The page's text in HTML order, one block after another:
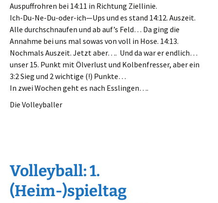
Auspuffrohren bei 14:11 in Richtung Ziellinie.
Ich-Du-Ne-Du-oder-ich—Ups und es stand 14:12. Auszeit.
Alle durchschnaufen und ab auf’s Feld… Da ging die
Annahme bei uns mal sowas von voll in Hose. 14:13.
Nochmals Auszeit. Jetzt aber…. Und da war er endlich…
unser 15. Punkt mit Ölverlust und Kolbenfresser, aber ein
3:2 Sieg und 2 wichtige (!) Punkte…
In zwei Wochen geht es nach Esslingen….
Die Volleyballer
Volleyball: 1.
(Heim-)spieltag